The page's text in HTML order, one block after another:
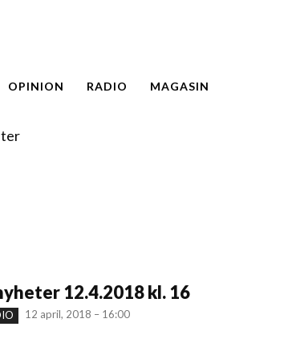
OPINION RADIO MAGASIN
12.4.2018 kl. 16
12 april, 2018 – 16:00